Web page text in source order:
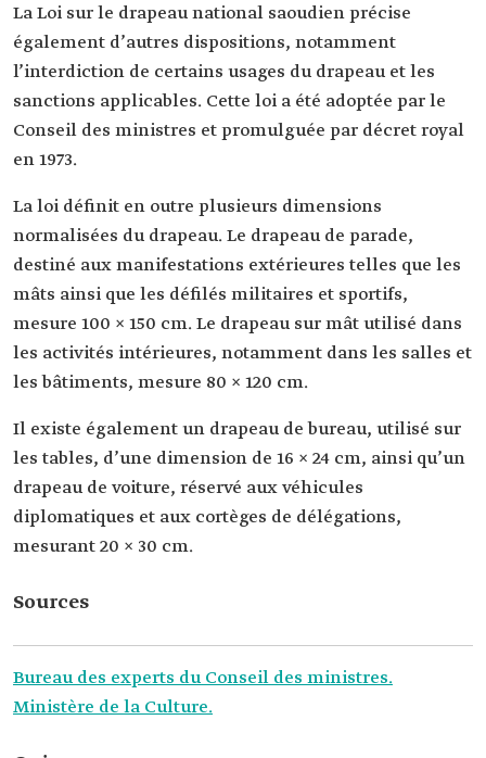
La Loi sur le drapeau national saoudien précise
également d’autres dispositions, notamment
l’interdiction de certains usages du drapeau et les
sanctions applicables. Cette loi a été adoptée par le
Conseil des ministres et promulguée par décret royal
en 1973.
La loi définit en outre plusieurs dimensions
normalisées du drapeau. Le drapeau de parade,
destiné aux manifestations extérieures telles que les
mâts ainsi que les défilés militaires et sportifs,
mesure 100 × 150 cm. Le drapeau sur mât utilisé dans
les activités intérieures, notamment dans les salles et
les bâtiments, mesure 80 × 120 cm.
Il existe également un drapeau de bureau, utilisé sur
les tables, d’une dimension de 16 × 24 cm, ainsi qu’un
drapeau de voiture, réservé aux véhicules
diplomatiques et aux cortèges de délégations,
mesurant 20 × 30 cm.
Sources
Bureau des experts du Conseil des ministres.
Ministère de la Culture.